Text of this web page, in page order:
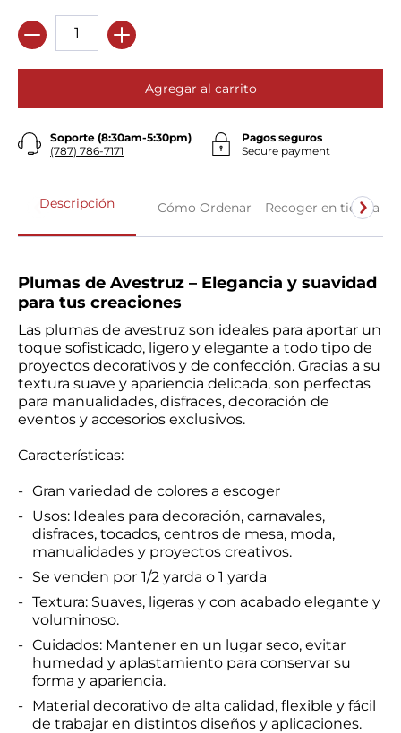
Cantidad
Agregar al carrito
Soporte (8:30am-5:30pm)
(787) 786-7171
Pagos seguros
Secure payment
Descripción Cómo Ordenar Recoger en tienda
Plumas de Avestruz – Elegancia y suavidad
para tus creaciones
Las plumas de avestruz son ideales para aportar un
toque sofisticado, ligero y elegante a todo tipo de
proyectos decorativos y de confección. Gracias a su
textura suave y apariencia delicada, son perfectas
para manualidades, disfraces, decoración de
eventos y accesorios exclusivos.
Características:
Gran variedad de colores a escoger
Usos: Ideales para decoración, carnavales,
disfraces, tocados, centros de mesa, moda,
manualidades y proyectos creativos.
Se venden por 1/2 yarda o 1 yarda
Textura: Suaves, ligeras y con acabado elegante y
voluminoso.
Cuidados: Mantener en un lugar seco, evitar
humedad y aplastamiento para conservar su
forma y apariencia.
Material decorativo de alta calidad, flexible y fácil
de trabajar en distintos diseños y aplicaciones.